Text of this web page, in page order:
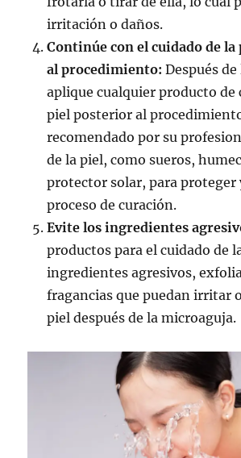
irritación o daños.
Continúe con el cuidado de
al procedimiento: Después
aplique cualquier producto de
piel posterior al
recomendado por su
de la piel, como sueros,
protector solar, para proteger
proceso de curación.
Evite los ingredientes
productos para el cuidado de
ingredientes agresivos,
fragancias que puedan irritar
piel después de la microaguja.